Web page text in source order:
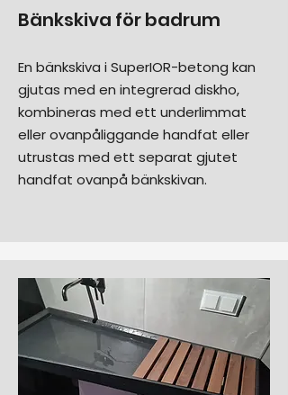
Bänkskiva för badrum
En bänkskiva i SuperIOR-betong kan
gjutas med en integrerad diskho,
kombineras med ett underlimmat
eller ovanpåliggande handfat eller
utrustas med ett separat gjutet
handfat ovanpå bänkskivan.